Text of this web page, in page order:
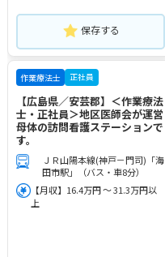
保存する
作業療法士 正社員
【広島県／安芸郡】＜作業療法
士・正社員＞地区医師会が運営
母体の訪問看護ステーションで
す。
ＪＲ山陽本線(神戸－門司)「海
田市駅」（バス・車8分）
【月収】16.4万円 ～ 31.3万円以
上